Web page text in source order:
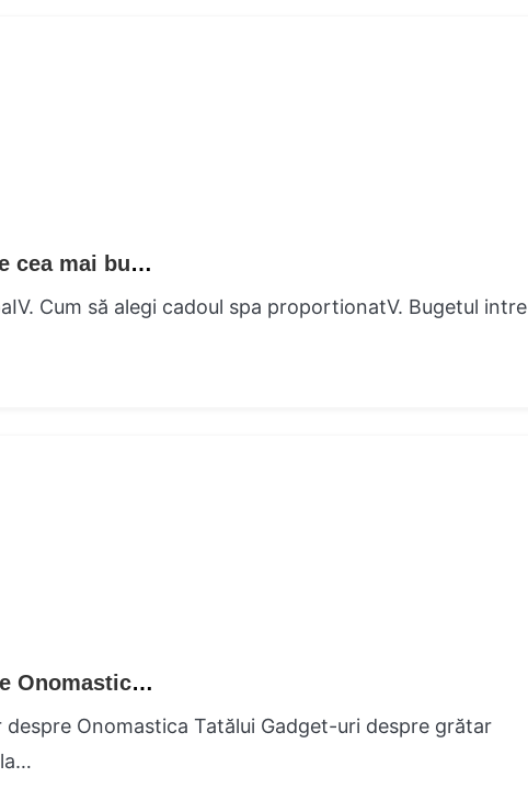
Prințesă răsfățată Cadouri spa de lux intre cea mai bună îngrijire de sine
Cum să alegi cadoul spa proportionatV. Bugetul intre
Grill Guru BBQ-Centric Gift Sfaturi despre Onomastica Tatălui
Onomastica Tatălui Gadget-uri despre grătar